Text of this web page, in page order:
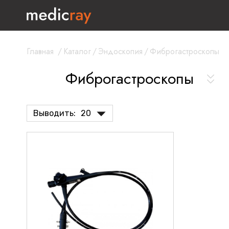
Главная / Каталог/Эндоскопия /Фиброгастроскопы
Фиброгастроскопы
Выводить: 20